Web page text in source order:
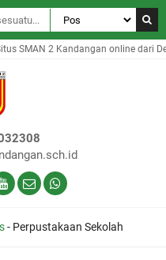
SMAN 2 Kandangan online dari
- Perpustakaan Sekolah